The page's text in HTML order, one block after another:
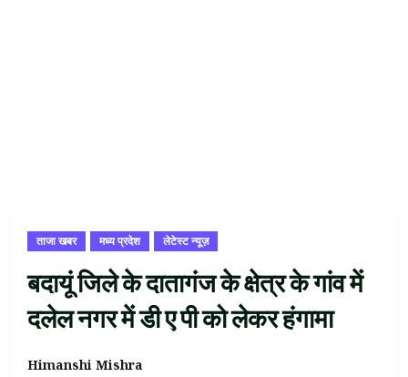
ताजा खबर मध्य प्रदेश लेटेस्ट न्यूज़
बदायूं जिले के दातागंज के क्षेत्र के गांव में
दलेल नगर में डी ए पी को लेकर हंगामा
Himanshi Mishra